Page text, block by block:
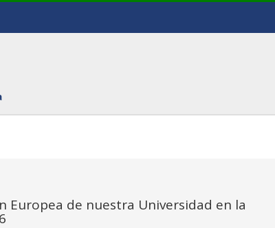
Europea de nuestra Universidad en la